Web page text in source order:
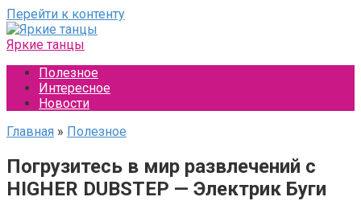
Перейти к контенту
Яркие танцы
Полезное
Интересное
Новости
Главная » Полезное
Погрузитесь в мир развлечений с
HIGHER DUBSTEP — Электрик Буги